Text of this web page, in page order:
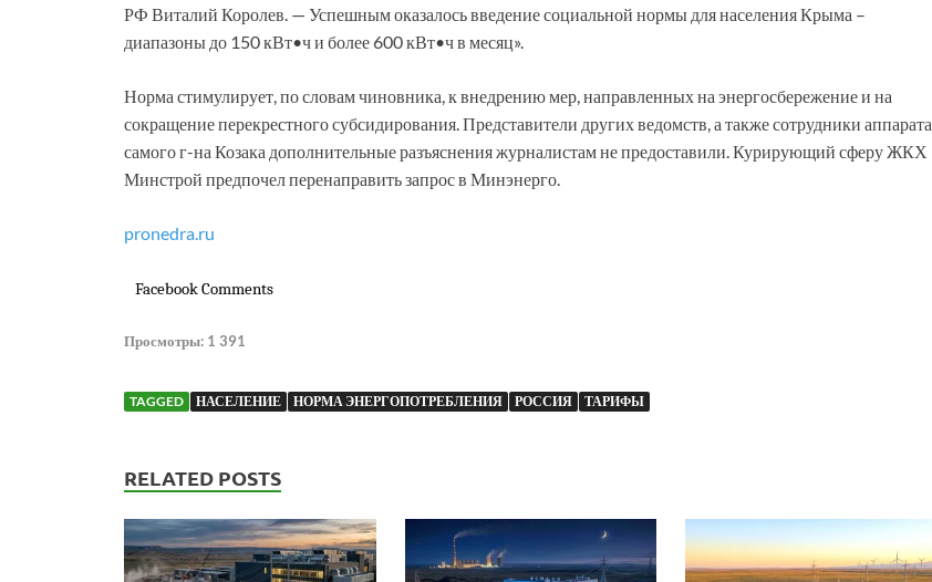
РФ Виталий Королев. — Успешным оказалось введение социальной нормы для населения Крыма –
диапазоны до 150 кВт•ч и более 600 кВт•ч в месяц».
Норма стимулирует, по словам чиновника, к внедрению мер, направленных на энергосбережение и на
сокращение перекрестного субсидирования. Представители других ведомств, а также сотрудники аппарата
самого г-на Козака дополнительные разъяснения журналистам не предоставили. Курирующий сферу ЖКХ
Минстрой предпочел перенаправить запрос в Минэнерго.
pronedra.ru
Facebook Comments
Просмотры: 1 391
TAGGED НАСЕЛЕНИЕ НОРМА ЭНЕРГОПОТРЕБЛЕНИЯ РОССИЯ ТАРИФЫ
RELATED POSTS